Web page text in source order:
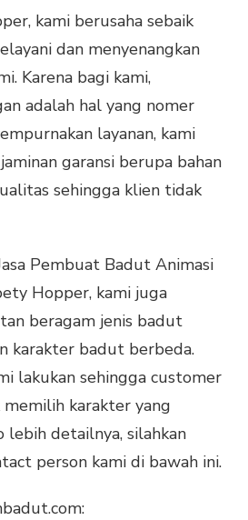
kami berusaha sebaik
dan menyenangkan
Karena bagi kami,
adalah hal yang nomer
layanan, kami
garansi berupa bahan
sehingga klien tidak
Pembuat Badut Animasi
Hopper, kami juga
beragam jenis badut
karakter badut berbeda.
lakukan sehingga customer
karakter yang
lebih detailnya, silahkan
person kami di bawah ini.